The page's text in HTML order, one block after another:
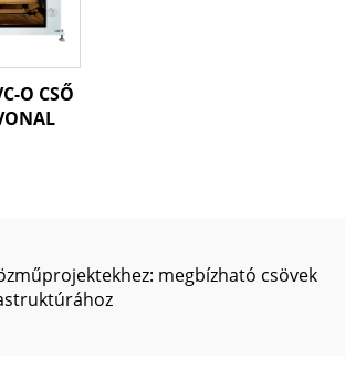
O CSŐ
megbízható csövek